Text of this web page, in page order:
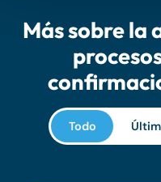
Más sobre la
Todo